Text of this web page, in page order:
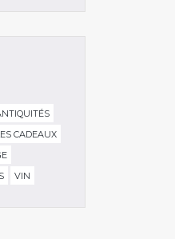
CADEAUX
VIN